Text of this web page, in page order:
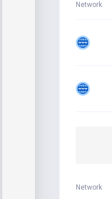
Network
Network